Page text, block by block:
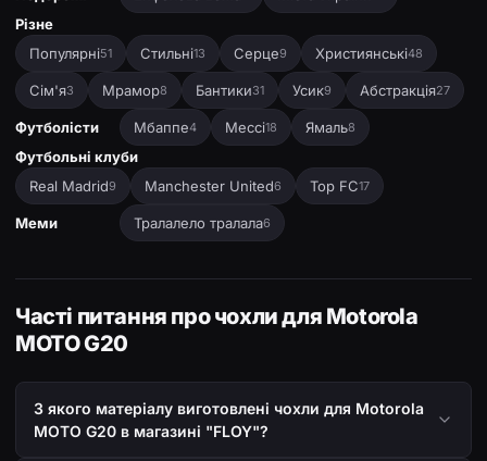
Різне
Популярні51 Стильні13 Серце9 Християнські48
Сім'я3 Мрамор8 Бантики31 Усик9 Абстракція27
Футболісти Мбаппе4 Мессі18 Ямаль8
Футбольні клуби
Real Madrid9 Manchester United6 Top FC17
Меми Тралалело тралала6
Часті питання про чохли для Motorola
MOTO G20
З якого матеріалу виготовлені чохли для Motorola
MOTO G20 в магазині "FLOY"?